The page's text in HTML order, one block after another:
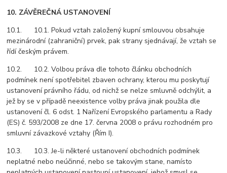
10. ZÁVĚREČNÁ USTANOVENÍ
10.1. 10.1. Pokud vztah založený kupní smlouvou obsahuje
mezinárodní (zahraniční) prvek, pak strany sjednávají, že vztah se
řídí českým právem.
10.2. 10.2. Volbou práva dle tohoto článku obchodních
podmínek není spotřebitel zbaven ochrany, kterou mu poskytují
ustanovení právního řádu, od nichž se nelze smluvně odchýlit, a
jež by se v případě neexistence volby práva jinak použila dle
ustanovení čl. 6 odst. 1 Nařízení Evropského parlamentu a Rady
(ES) č. 593/2008 ze dne 17. června 2008 o právu rozhodném pro
smluvní závazkové vztahy (Řím I).
10.3. 10.3. Je-li některé ustanovení obchodních podmínek
neplatné nebo neúčinné, nebo se takovým stane, namísto